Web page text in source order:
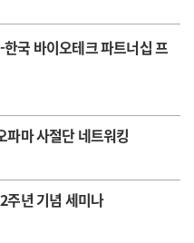
국 바이오테크 파트너십 프
마 사절단 네트워킹
주년 기념 세미나